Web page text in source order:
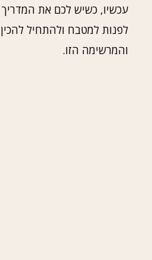
עכשיו, כשיש לכם את המדריך
לפנות למטבח ולהתחיל
והמרשימה הזו.